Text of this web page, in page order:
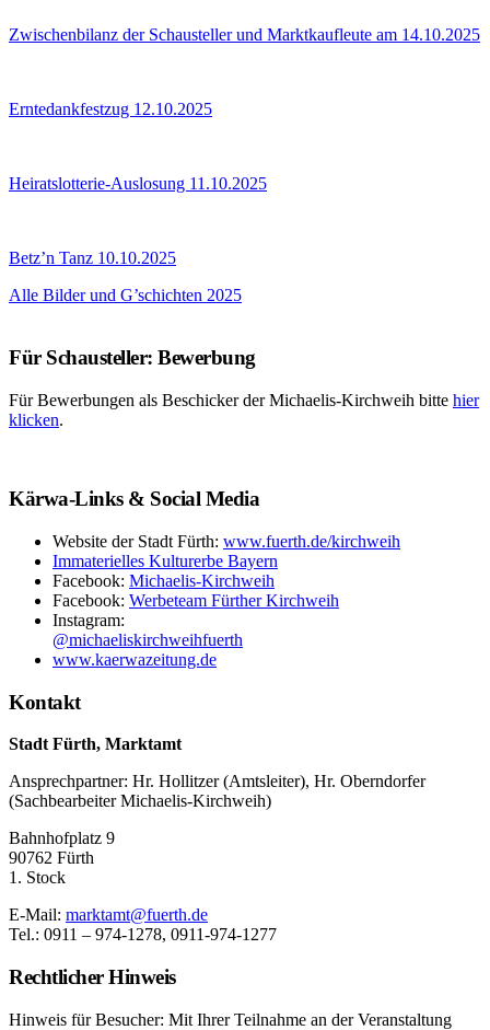
Zwischenbilanz der Schausteller und Marktkaufleute am 14.10.2025
Erntedankfestzug 12.10.2025
Heiratslotterie-Auslosung 11.10.2025
Betz’n Tanz 10.10.2025
Alle Bilder und G’schichten 2025
Für Schausteller: Bewerbung
Für Bewerbungen als Beschicker der Michaelis-Kirchweih bitte hier
klicken.
Kärwa-Links & Social Media
Website der Stadt Fürth: www.fuerth.de/kirchweih
Immaterielles Kulturerbe Bayern
Facebook: Michaelis-Kirchweih
Facebook: Werbeteam Fürther Kirchweih
Instagram:
@michaeliskirchweihfuerth
www.kaerwazeitung.de
Kontakt
Stadt Fürth, Marktamt
Ansprechpartner: Hr. Hollitzer (Amtsleiter), Hr. Oberndorfer
(Sachbearbeiter Michaelis-Kirchweih)
Bahnhofplatz 9
90762 Fürth
1. Stock
E-Mail: marktamt@fuerth.de
Tel.: 0911 – 974-1278, 0911-974-1277
Rechtlicher Hinweis
Hinweis für Besucher: Mit Ihrer Teilnahme an der Veranstaltung